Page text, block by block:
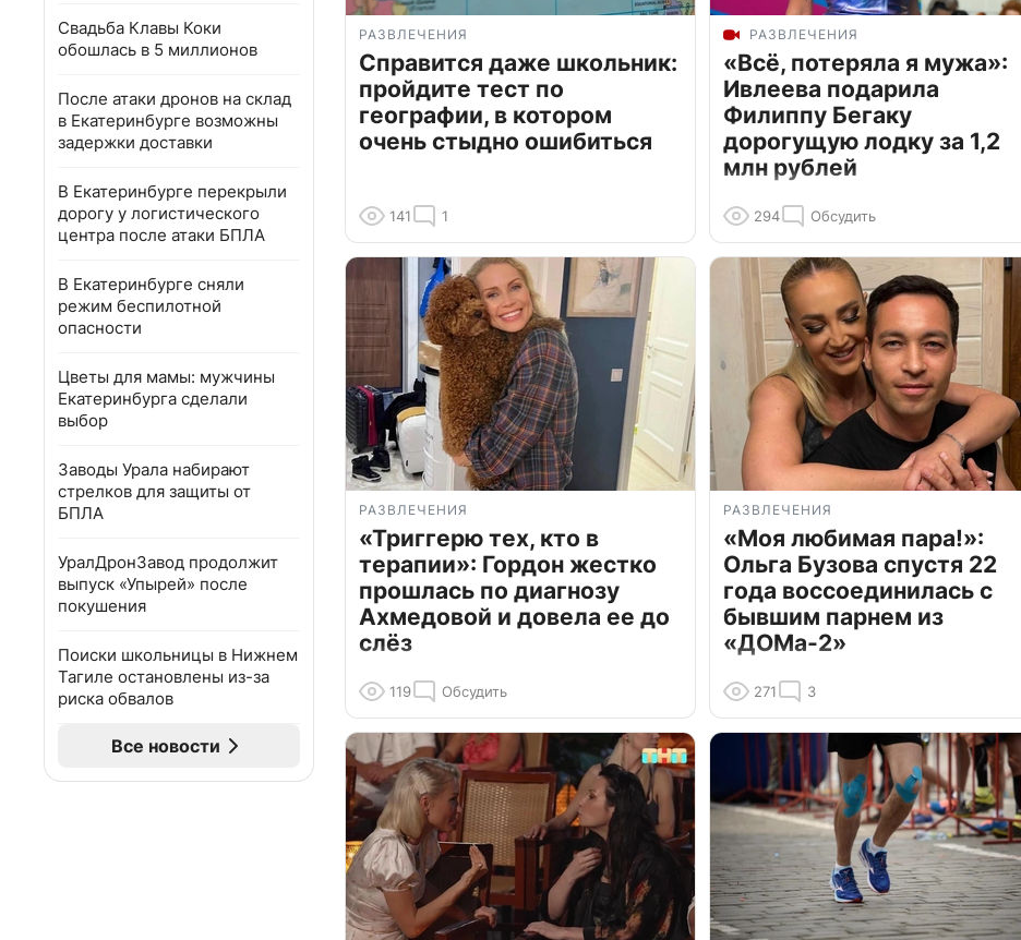
Свадьба Клавы Коки
обошлась в 5 миллионов
После атаки дронов на склад
в Екатеринбурге возможны
задержки доставки
В Екатеринбурге перекрыли
дорогу у логистического
центра после атаки БПЛА
В Екатеринбурге сняли
режим беспилотной
опасности
Цветы для мамы: мужчины
Екатеринбурга сделали
выбор
Заводы Урала набирают
стрелков для защиты от
БПЛА
УралДронЗавод продолжит
выпуск «Упырей» после
покушения
Поиски школьницы в Нижнем
Тагиле остановлены из-за
риска обвалов
Все новости
РАЗВЛЕЧЕНИЯ
Справится даже школьник:
пройдите тест по
географии, в котором
очень стыдно ошибиться
141 1
РАЗВЛЕЧЕНИЯ
«Всё, потеряла я мужа»:
Ивлеева подарила
Филиппу Бегаку
дорогущую лодку за 1,2
млн рублей
294 Обсудить
РАЗВЛЕЧЕНИЯ
«Триггерю тех, кто в
терапии»: Гордон жестко
прошлась по диагнозу
Ахмедовой и довела ее до
слёз
119 Обсудить
РАЗВЛЕЧЕНИЯ
«Моя любимая пара!»:
Ольга Бузова спустя 22
года воссоединилась с
бывшим парнем из
«ДОМа-2»
271 3